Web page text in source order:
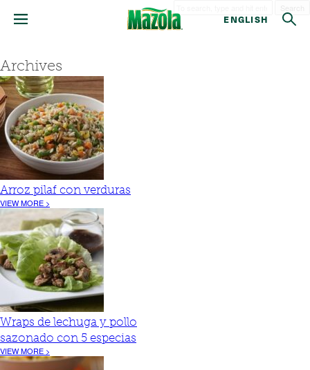
ENGLISH
Archives
Arroz pilaf con verduras
VIEW MORE >
Wraps de lechuga y pollo
sazonado con 5 especias
VIEW MORE >